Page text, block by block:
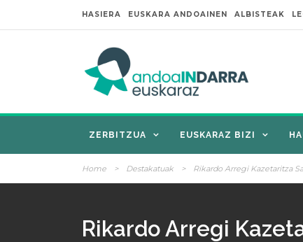
HASIERA EUSKARA ANDOAINEN ALBISTEAK
ZERBITZUA EUSKARAZ BIZI
Home > Destakatuak > Rikardo Arregi Kazetaritza
Rikardo Arregi